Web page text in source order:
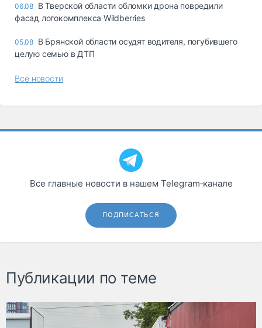
06.08 В Тверской области обломки дрона повредили
фасад логокомплекса Wildberries
05.08 В Брянской области осудят водителя, погубившего
целую семью в ДТП
Все новости
Все главные новости в нашем Telegram‑канале
ПОДПИСАТЬСЯ
Публикации по теме